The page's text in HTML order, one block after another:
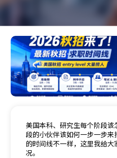
美国本科、研究生每个阶段
段的小伙伴该如何一步一步
的时间线不一样，这里我给
况。